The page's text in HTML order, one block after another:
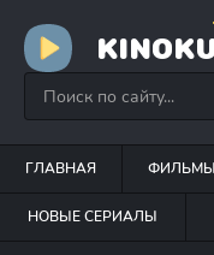
ГЛАВНАЯ ФИЛЬМЫ
НОВЫЕ СЕРИАЛЫ